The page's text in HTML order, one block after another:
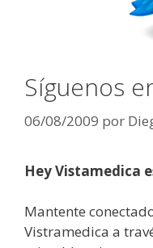
Síguenos
06/08/2009 por
Hey Vistamedica
Mantente
Vistramedica a